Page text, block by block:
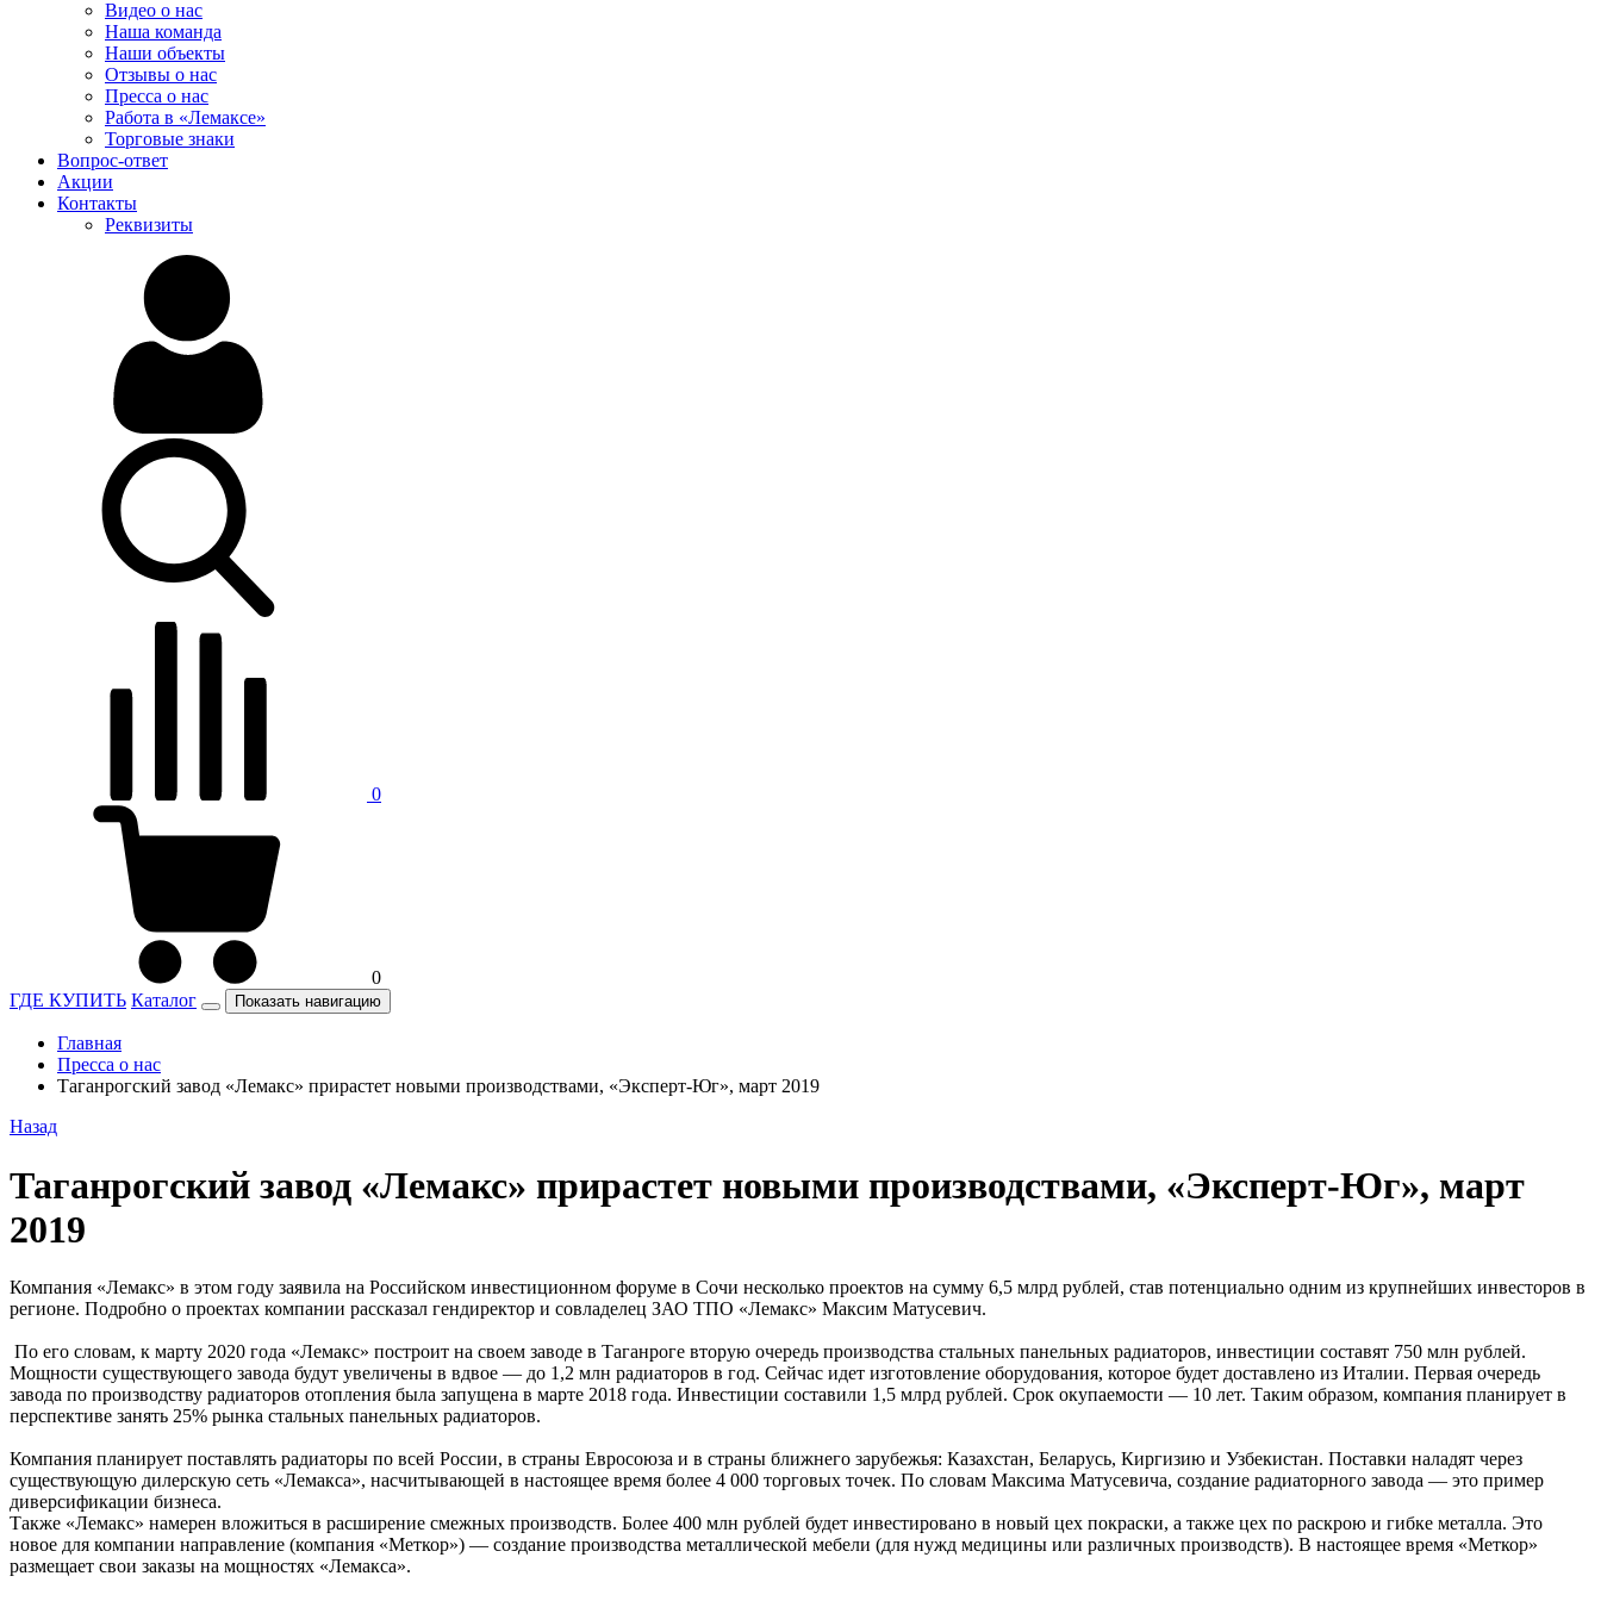
Видео о нас
Наша команда
Наши объекты
Отзывы о нас
Пресса о нас
Работа в «Лемаксе»
Торговые знаки
Вопрос-ответ
Акции
Контакты
Реквизиты
0
0
ГДЕ КУПИТЬ Каталог Показать навигацию
Главная
Пресса о нас
Таганрогский завод «Лемакс» прирастет новыми производствами, «Эксперт-Юг», март 2019
Назад
Таганрогский завод «Лемакс» прирастет новыми производствами, «Эксперт-Юг», март
2019
Компания «Лемакс» в этом году заявила на Российском инвестиционном форуме в Сочи несколько проектов на сумму 6,5 млрд рублей, став потенциально одним из крупнейших инвесторов в
регионе. Подробно о проектах компании рассказал гендиректор и совладелец ЗАО ТПО «Лемакс» Максим Матусевич.
По его словам, к марту 2020 года «Лемакс» построит на своем заводе в Таганроге вторую очередь производства стальных панельных радиаторов, инвестиции составят 750 млн рублей.
Мощности существующего завода будут увеличены в вдвое — до 1,2 млн радиаторов в год. Сейчас идет изготовление оборудования, которое будет доставлено из Италии. Первая очередь
завода по производству радиаторов отопления была запущена в марте 2018 года. Инвестиции составили 1,5 млрд рублей. Срок окупаемости — 10 лет. Таким образом, компания планирует в
перспективе занять 25% рынка стальных панельных радиаторов.
Компания планирует поставлять радиаторы по всей России, в страны Евросоюза и в страны ближнего зарубежья: Казахстан, Беларусь, Киргизию и Узбекистан. Поставки наладят через
существующую дилерскую сеть «Лемакса», насчитывающей в настоящее время более 4 000 торговых точек. По словам Максима Матусевича, создание радиаторного завода — это пример
диверсификации бизнеса.
Также «Лемакс» намерен вложиться в расширение смежных производств. Более 400 млн рублей будет инвестировано в новый цех покраски, а также цех по раскрою и гибке металла. Это
новое для компании направление (компания «Меткор») — создание производства металлической мебели (для нужд медицины или различных производств). В настоящее время «Меткор»
размещает свои заказы на мощностях «Лемакса».